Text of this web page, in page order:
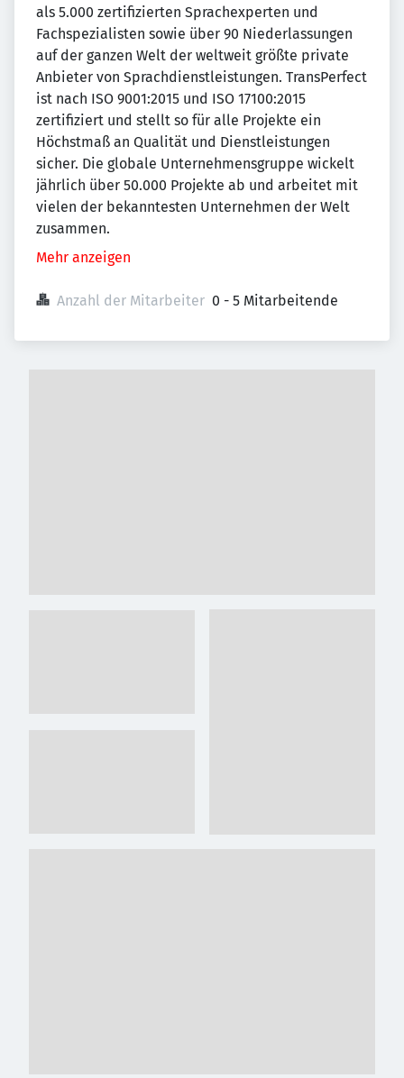
als 5.000 zertifizierten Sprachexperten und
Fachspezialisten sowie über 90 Niederlassungen
auf der ganzen Welt der weltweit größte private
Anbieter von Sprachdienstleistungen. TransPerfect
ist nach ISO 9001:2015 und ISO 17100:2015
zertifiziert und stellt so für alle Projekte ein
Höchstmaß an Qualität und Dienstleistungen
sicher. Die globale Unternehmensgruppe wickelt
jährlich über 50.000 Projekte ab und arbeitet mit
vielen der bekanntesten Unternehmen der Welt
zusammen.
Mehr anzeigen
Anzahl der Mitarbeiter 0 - 5 Mitarbeitende